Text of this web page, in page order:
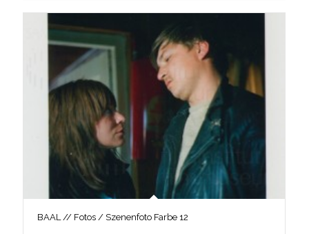
BAAL // Fotos / Szenenfoto Farbe 12